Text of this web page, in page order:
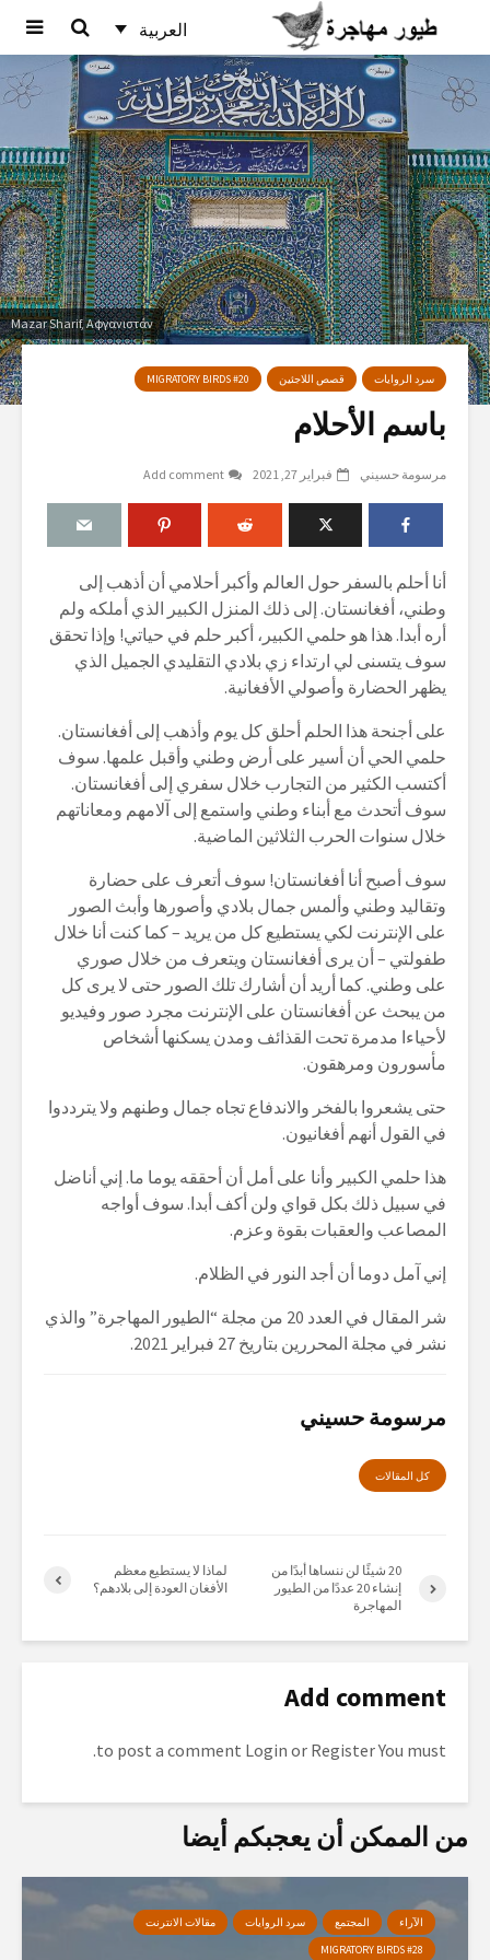
العربية
Mazar Sharif, Αφγανιστάν
سرد الروايات قصص اللاجئين MIGRATORY BIRDS #20
باسم الأحلام
مرسومة حسيني فبراير 27, 2021 Add comment
أنا أحلم بالسفر حول العالم وأكبر أحلامي أن أذهب إلى
وطني، أفغانستان. إلى ذلك المنزل الكبير الذي أملكه ولم
أره أبدا. هذا هو حلمي الكبير، أكبر حلم في حياتي! وإذا تحقق
سوف يتسنى لي ارتداء زي بلادي التقليدي الجميل الذي
يظهر الحضارة وأصولي الأفغانية.
على أجنحة هذا الحلم أحلق كل يوم وأذهب إلى أفغانستان.
حلمي الحي أن أسير على أرض وطني وأقبل علمها. سوف
أكتسب الكثير من التجارب خلال سفري إلى أفغانستان.
سوف أتحدث مع أبناء وطني واستمع إلى آلامهم ومعاناتهم
خلال سنوات الحرب الثلاثين الماضية.
سوف أصبح أنا أفغانستان! سوف أتعرف على حضارة
وتقاليد وطني وألمس جمال بلادي وأصورها وأبث الصور
على الإنترنت لكي يستطيع كل من يريد – كما كنت أنا خلال
طفولتي – أن يرى أفغانستان ويتعرف من خلال صوري
على وطني. كما أريد أن أشارك تلك الصور حتى لا يرى كل
من يبحث عن أفغانستان على الإنترنت مجرد صور وفيديو
لأحياءا مدمرة تحت القذائف ومدن يسكنها أشخاص
مأسورون ومرهقون.
حتى يشعروا بالفخر والاندفاع تجاه جمال وطنهم ولا يترددوا
في القول أنهم أفغانيون.
هذا حلمي الكبير وأنا على أمل أن أحققه يوما ما. إني أناضل
في سبيل ذلك بكل قواي ولن أكف أبدا. سوف أواجه
المصاعب والعقبات بقوة وعزم.
إني آمل دوما أن أجد النور في الظلام.
شر المقال في العدد 20
من مجلة “الطيور المهاجرة” والذي
نشر في مجلة المحررين بتاريخ 27 فبراير 2021
.
مرسومة حسيني
كل المقالات
لماذا لا يستطيع معظم
الأفغان العودة إلى بلادهم؟
20 شيئًا لن ننساها أبدًا من
إنشاء 20 عددًا من الطيور
المهاجرة
Add comment
You must
Register
Login
من الممكن أن يعجبكم أيضا
الآراء المجتمع سرد الروايات
مقالات الانترنت
MIGRATORY BIRDS #28